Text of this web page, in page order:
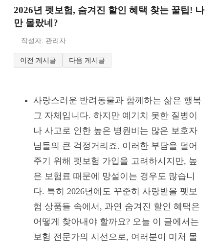
2026년 펫보험, 숨겨진 할인 혜택 찾는 꿀팁! 나
만 몰랐네?
작성자: 관리자
이전 게시글 다음 게시글
사랑스러운 반려동물과 함께하는 삶은 행복
그 자체입니다. 하지만 예기치 못한 질병이
나 사고로 인한 높은 병원비는 많은 보호자
님들의 큰 걱정거리죠. 이러한 부담을 덜어
주기 위해 펫보험 가입을 고려하시지만, 높
은 보험료 때문에 망설이는 경우도 많습니
다. 특히 2026년에도 꾸준히 사랑받을 펫보
험 상품들 속에서, 과연 숨겨진 할인 혜택은
어떻게 찾아내야 할까요? 오늘 이 글에서는
보험 전문가의 시선으로, 여러분이 미처 몰